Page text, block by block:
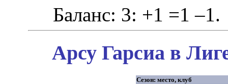
Баланс: 3: +1 =1 –1.
Арсу Гарсиа в
Сезон: место, клуб